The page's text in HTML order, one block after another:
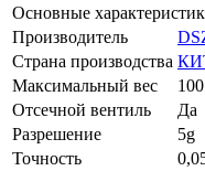
Основные
Производитель
Страна производства
Максимальный вес
Отсечной вентиль
Да
Разрешение
5g
Точность